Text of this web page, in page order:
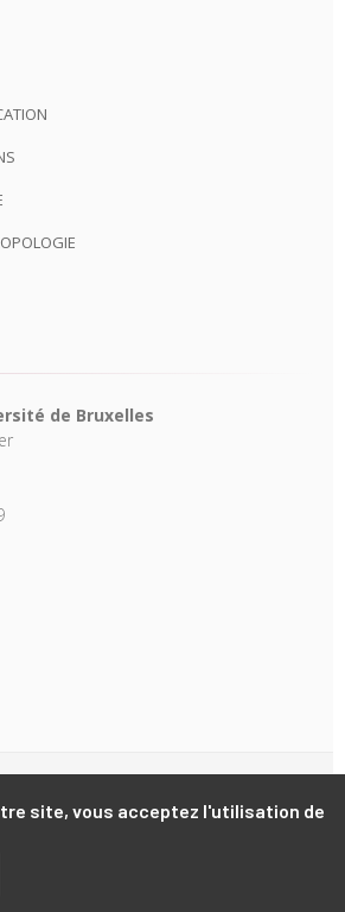
site, vous acceptez l'utilisation de
de Bruxelles
Reserved